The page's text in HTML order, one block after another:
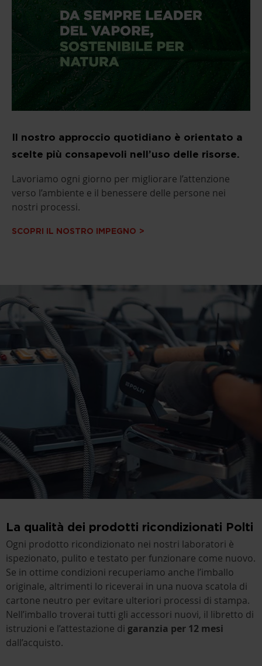
Il nostro approccio quotidiano è orientato a
scelte più consapevoli nell’uso delle risorse.
Lavoriamo ogni giorno per migliorare l’attenzione
verso l’ambiente e il benessere delle persone nei
nostri processi.
SCOPRI IL NOSTRO IMPEGNO
La qualità dei prodotti ricondizionati Polti
Ogni prodotto ricondizionato nei nostri laboratori è
ispezionato, pulito e testato per funzionare come nuovo.
Se in ottime condizioni recuperiamo anche l’imballo
originale, altrimenti lo riceverai in una nuova scatola di
cartone neutro per evitare ulteriori processi di stampa.
Nell’imballo troverai tutti gli accessori nuovi, il libretto di
istruzioni e l’attestazione di garanzia per 12 mesi
dall’acquisto.